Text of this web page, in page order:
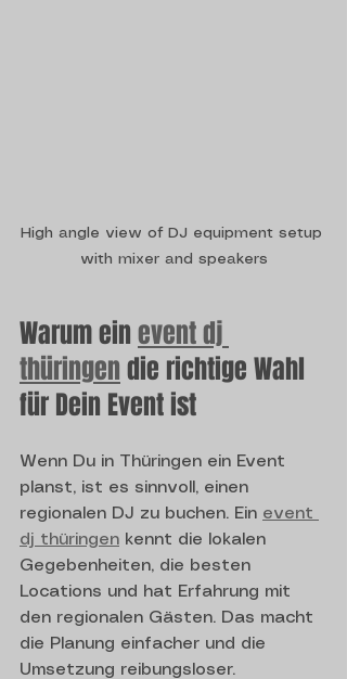
High angle view of DJ equipment setup
with mixer and speakers
Warum ein event dj
thüringen die richtige Wahl
für Dein Event ist
Wenn Du in Thüringen ein Event
planst, ist es sinnvoll, einen
regionalen DJ zu buchen. Ein event
dj thüringen kennt die lokalen
Gegebenheiten, die besten
Locations und hat Erfahrung mit
den regionalen Gästen. Das macht
die Planung einfacher und die
Umsetzung reibungsloser.